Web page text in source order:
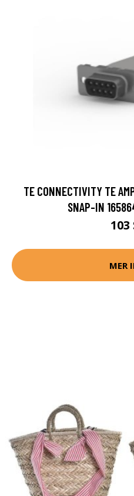
TE CONNECTIVITY TE
SNAP-IN
103
MER